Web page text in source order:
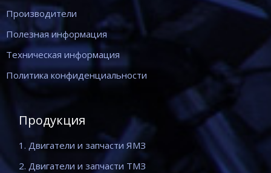
Производители
Полезная информация
Техническая информация
Политика конфиденциальности
Продукция
1. Двигатели и запчасти ЯМЗ
2. Двигатели и запчасти ТМЗ